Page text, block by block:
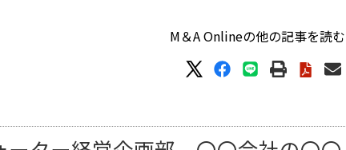
M＆A Onlineの他の記事を読む